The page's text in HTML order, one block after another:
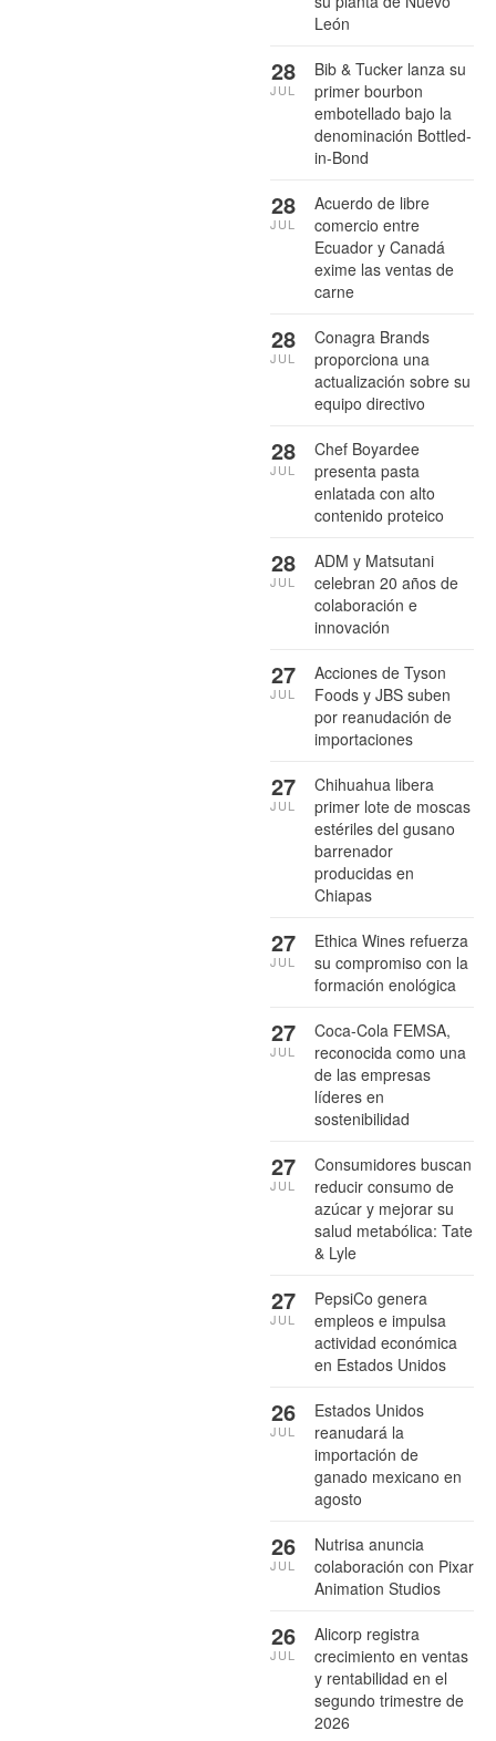
León
Bib & Tucker lanza su
primer bourbon
embotellado bajo la
denominación Bottled-
in-Bond
28
JUL
Acuerdo de libre
comercio entre
Ecuador y Canadá
exime las ventas de
carne
28
JUL
Conagra Brands
proporciona una
actualización sobre su
equipo directivo
28
JUL
Chef Boyardee
presenta pasta
enlatada con alto
contenido proteico
28
JUL
ADM y Matsutani
celebran 20 años de
colaboración e
innovación
28
JUL
Acciones de Tyson
Foods y JBS suben
por reanudación de
importaciones
27
JUL
Chihuahua libera
primer lote de moscas
estériles del gusano
barrenador
producidas en
Chiapas
27
JUL
Ethica Wines refuerza
su compromiso con la
formación enológica
27
JUL
Coca-Cola FEMSA,
reconocida como una
de las empresas
líderes en
sostenibilidad
27
JUL
Consumidores buscan
reducir consumo de
azúcar y mejorar su
salud metabólica: Tate
& Lyle
27
JUL
PepsiCo genera
empleos e impulsa
actividad económica
en Estados Unidos
27
JUL
Estados Unidos
reanudará la
importación de
ganado mexicano en
agosto
26
JUL
Nutrisa anuncia
colaboración con Pixar
Animation Studios
26
JUL
Alicorp registra
crecimiento en ventas
y rentabilidad en el
segundo trimestre de
2026
26
JUL